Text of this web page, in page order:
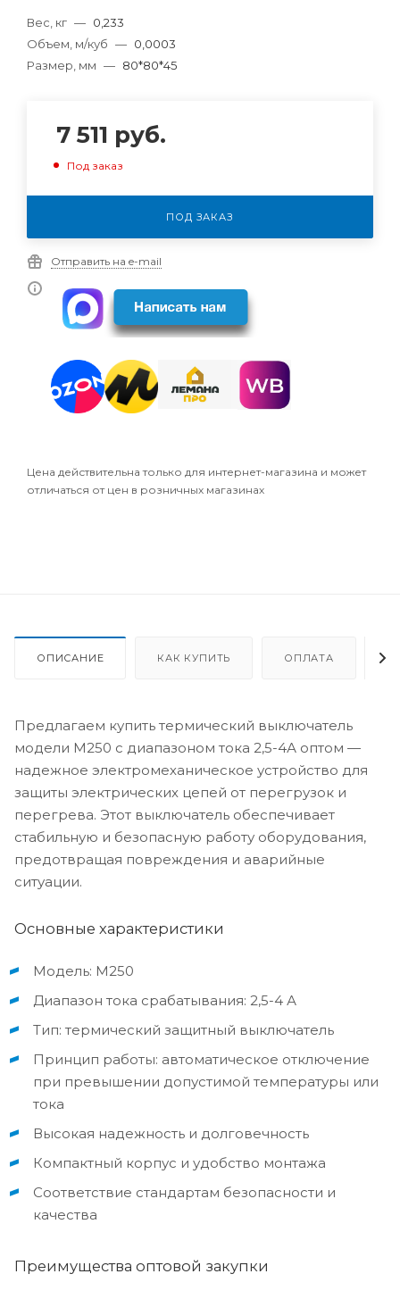
Вес, кг — 0,233
Объем, м/куб — 0,0003
Размер, мм — 80*80*45
7 511 руб.
Под заказ
ПОД ЗАКАЗ
Отправить на e-mail
Цена действительна только для интернет-магазина и может
отличаться от цен в розничных магазинах
ОПИСАНИЕ КАК КУПИТЬ ОПЛАТА
Предлагаем купить термический выключатель
модели М250 с диапазоном тока 2,5-4А оптом —
надежное электромеханическое устройство для
защиты электрических цепей от перегрузок и
перегрева. Этот выключатель обеспечивает
стабильную и безопасную работу оборудования,
предотвращая повреждения и аварийные
ситуации.
Основные характеристики
Модель: М250
Диапазон тока срабатывания: 2,5-4 А
Тип: термический защитный выключатель
Принцип работы: автоматическое отключение
при превышении допустимой температуры или
тока
Высокая надежность и долговечность
Компактный корпус и удобство монтажа
Соответствие стандартам безопасности и
качества
Преимущества оптовой закупки